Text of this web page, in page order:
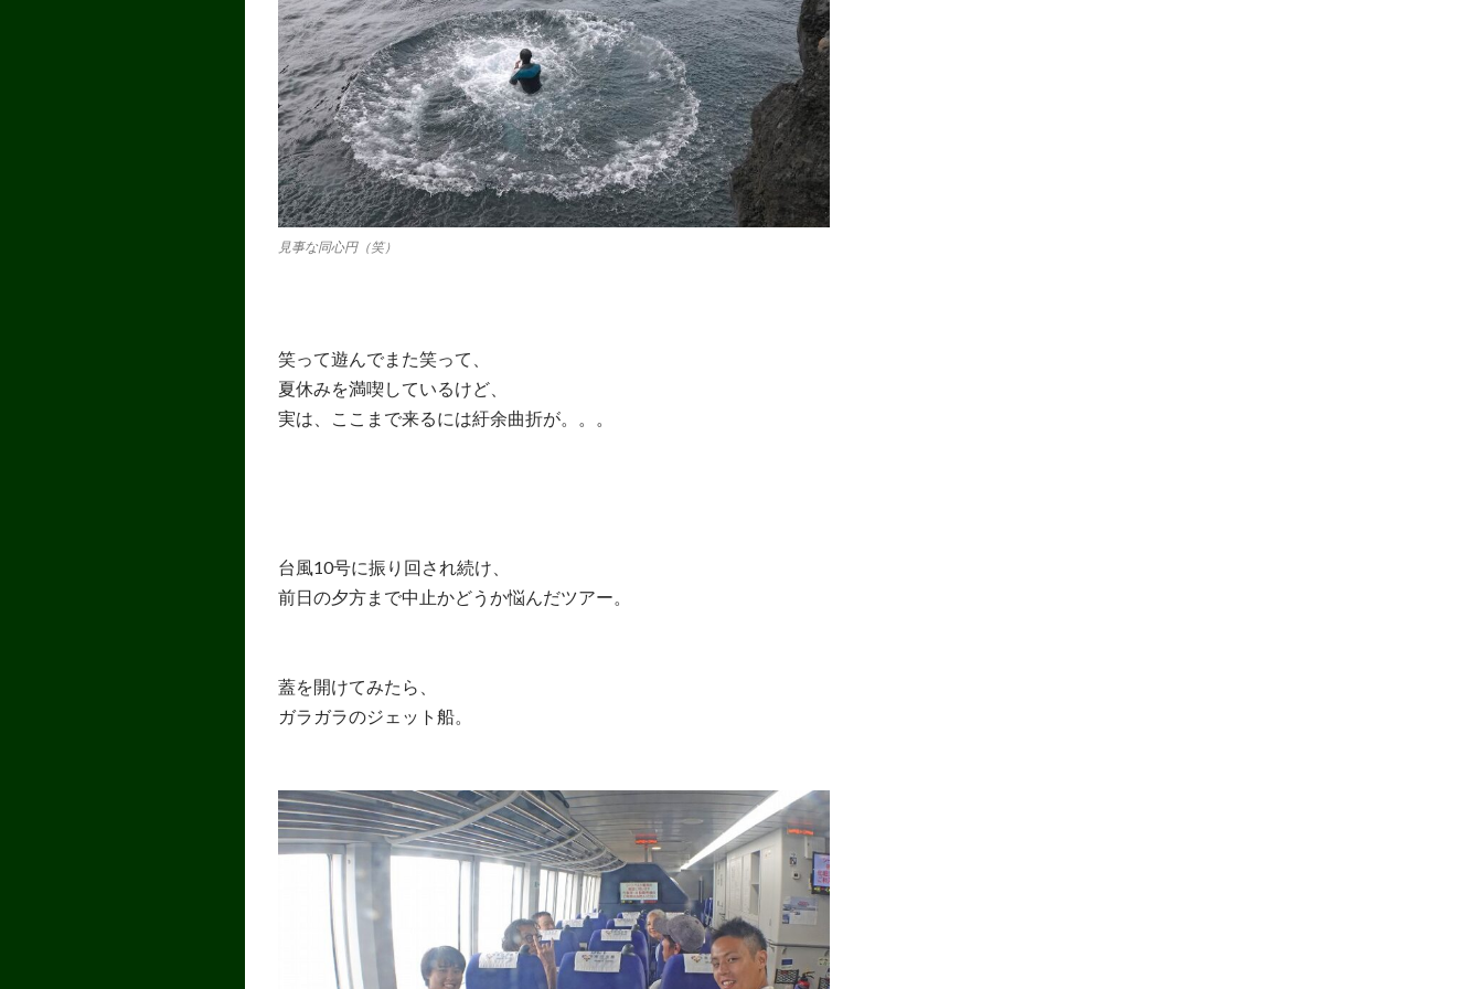
見事な同心円（笑）
笑って遊んでまた笑って、
夏休みを満喫しているけど、
実は、ここまで来るには紆余曲折が。。。
台風10号に振り回され続け、
前日の夕方まで中止かどうか悩んだツアー。
蓋を開けてみたら、
ガラガラのジェット船。